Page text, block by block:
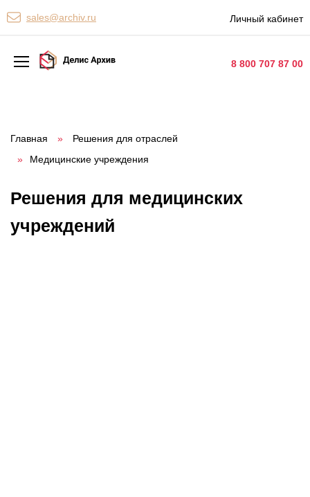
sales@archiv.ru Личный кабинет
8 800 707 87 00
Персональные сервисы
Хранение документов
Уничтожение документов
Главная »
Решения для отраслей
»
Медицинские учреждения
Решения для медицинских
учреждений